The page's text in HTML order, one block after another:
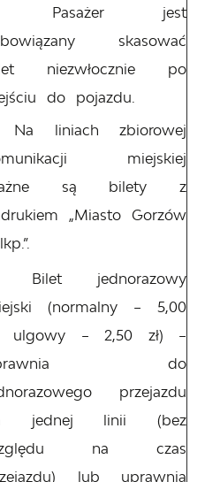
Pasażer jest
skasować
niezwłocznie po
do pojazdu.
Na liniach zbiorowej
miejskiej
są bilety z
„Miasto Gorzów
Bilet jednorazowy
(normalny – 5,00
ulgowy – 2,50 zł) –
do
przejazdu
jednej linii (bez
na czas
lub uprawnia